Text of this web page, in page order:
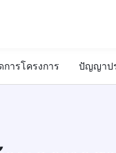
การโครงการ ปัญญาป